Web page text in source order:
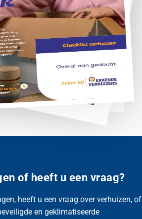
of heeft u een vraag?
heeft u een vraag over verhuizen, of
en geklimatiseerde